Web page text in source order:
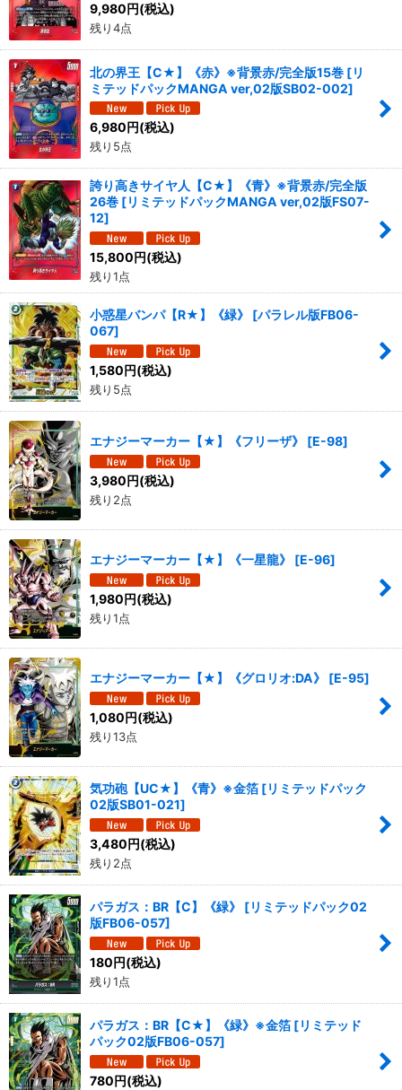
9,980円(税込)
残り4点
北の界王【C★】《赤》※背景赤/完全版15巻 [リ
ミテッドパックMANGA ver,02版SB02-002]
6,980円(税込)
残り5点
誇り高きサイヤ人【C★】《青》※背景赤/完全版
26巻 [リミテッドパックMANGA ver,02版FS07-
12]
15,800円(税込)
残り1点
小惑星バンパ【R★】《緑》 [パラレル版FB06-
067]
1,580円(税込)
残り5点
エナジーマーカー【★】《フリーザ》 [E-98]
3,980円(税込)
残り2点
エナジーマーカー【★】《一星龍》 [E-96]
1,980円(税込)
残り1点
エナジーマーカー【★】《グロリオ:DA》 [E-95]
1,080円(税込)
残り13点
気功砲【UC★】《青》※金箔 [リミテッドパック
02版SB01-021]
3,480円(税込)
残り2点
パラガス：BR【C】《緑》 [リミテッドパック02
版FB06-057]
180円(税込)
残り1点
パラガス：BR【C★】《緑》※金箔 [リミテッド
パック02版FB06-057]
780円(税込)